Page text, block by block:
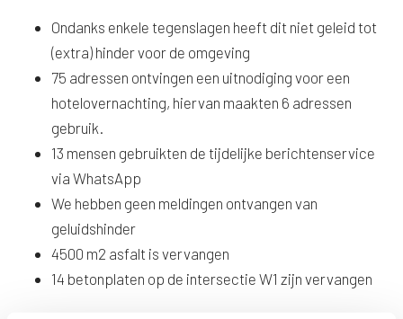
Ondanks enkele tegenslagen heeft dit niet geleid tot
(extra) hinder voor de omgeving
75 adressen ontvingen een uitnodiging voor een
hotelovernachting, hiervan maakten 6 adressen
gebruik.
13 mensen gebruikten de tijdelijke berichtenservice
via WhatsApp
We hebben geen meldingen ontvangen van
geluidshinder
4500 m2 asfalt is vervangen
14 betonplaten op de intersectie W1 zijn vervangen